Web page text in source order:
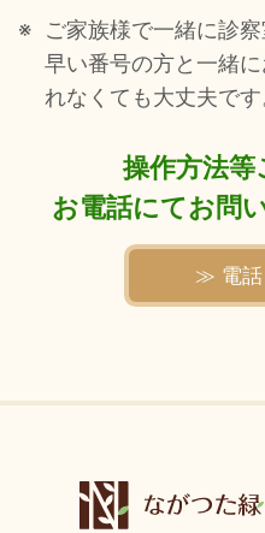
ご家族様で一緒に診
早い番号の方と一緒
れなくても大丈夫です
操作方法等
お電話にてお問
≫ 電話